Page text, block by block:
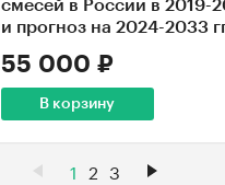
смесей в России в 2019-
и прогноз на 2024-2033
55 000 ₽
В корзину
1 2 3